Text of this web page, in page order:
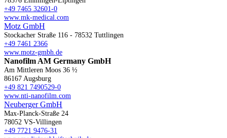
+49 7465 32601-0
www.mk-medical.com
Motz GmbH
Stockacher Straße 116 - 78532 Tuttlingen
+49 7461 2366
www.motz-gmbh.de
Nanofilm AM Germany GmbH
Am Mittleren Moos 36 ½
86167 Augsburg
+49 821 7490529-0
www.nti-nanofilm.com
Neuberger GmbH
Max-Planck-Straße 24
78052 VS-Villingen
+49 7721 9476-31